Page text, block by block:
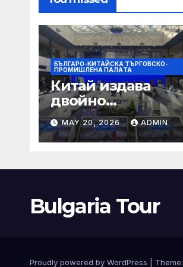
БЪЛГАРО-КИТАЙСКА ТЪРГОВСКО-
ПРОМИШЛЕНА ПАЛAТА
Китай издава
двойно
предупреждение
за силен дъжд и
пясъчни бури
MAY 20, 2026 ADMIN
Bulgaria Tour
Proudly powered by WordPress Theme: